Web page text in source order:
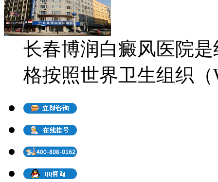
长春博润白癜风医院
格按照世界卫生组织（